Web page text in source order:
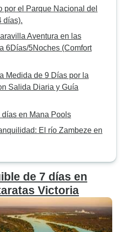
por el Parque Nacional del
días).
Aventura en las
6Días/5Noches (Comfort
Medida de 9 Días por la
Salida Diaria y Guía
en Mana Pools
El río Zambeze en
de 7 días en
Victoria